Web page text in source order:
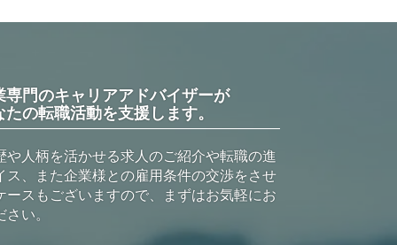
専門のキャリアアドバイザーが
たの転職活動を支援します。
や人柄を活かせる求人のご紹介や転職の進
ス、また企業様との雇用条件の交渉をさせ
ースもございますので、まずはお気軽にお
い。